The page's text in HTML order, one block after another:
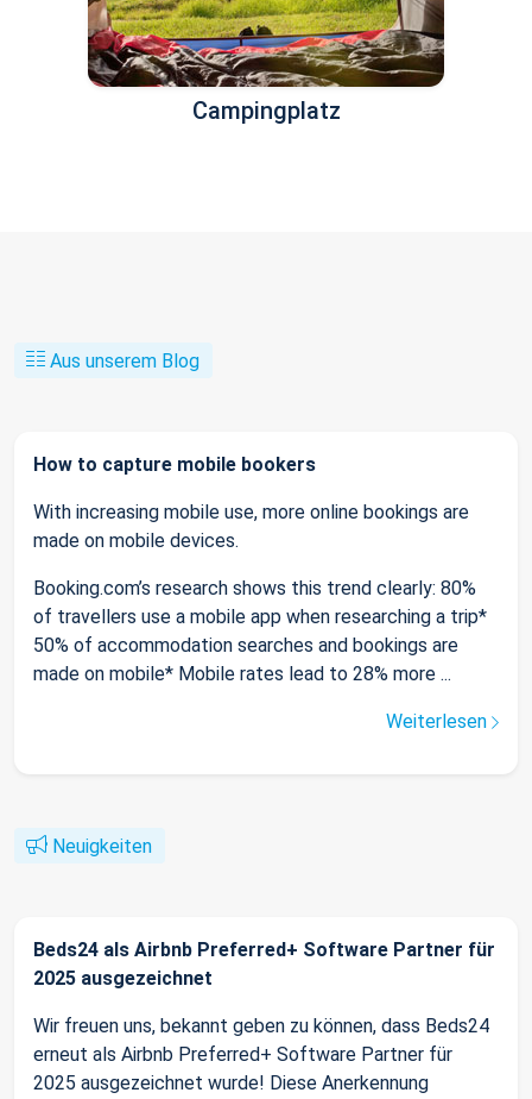
Campingplatz
Aus unserem Blog
How to capture mobile bookers
With increasing mobile use, more online bookings are
made on mobile devices.
Booking.com’s research shows this trend clearly: 80%
of travellers use a mobile app when researching a trip*
50% of accommodation searches and bookings are
made on mobile* Mobile rates lead to 28% more ...
Weiterlesen
Neuigkeiten
Beds24 als Airbnb Preferred+ Software Partner für
2025 ausgezeichnet
Wir freuen uns, bekannt geben zu können, dass Beds24
erneut als Airbnb Preferred+ Software Partner für
2025 ausgezeichnet wurde! Diese Anerkennung